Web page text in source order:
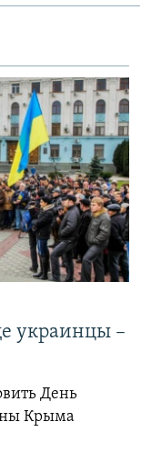
украинцы –
День
Крыма